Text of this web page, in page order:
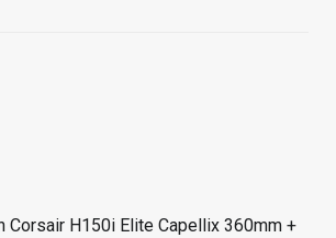
Corsair H150i Elite Capellix 360mm +